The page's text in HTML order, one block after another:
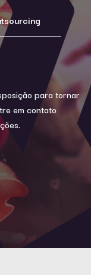
para tornar
em contato